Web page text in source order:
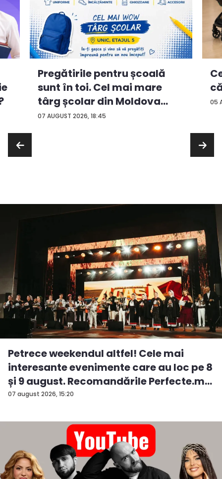
07 AUGUST 2026, 18:45
Pregătirile pentru școală
sunt în toi. Cel mai mare
târg școlar din Moldova
con...
05
07 august 2026, 15:20
Petrece weekendul altfel! Cele mai
interesante evenimente care au loc pe 8
și 9 august. Recomandările Perfecte.m...